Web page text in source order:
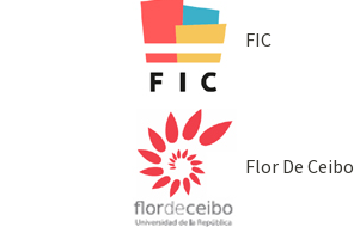
FIC
Flor De Ceibo